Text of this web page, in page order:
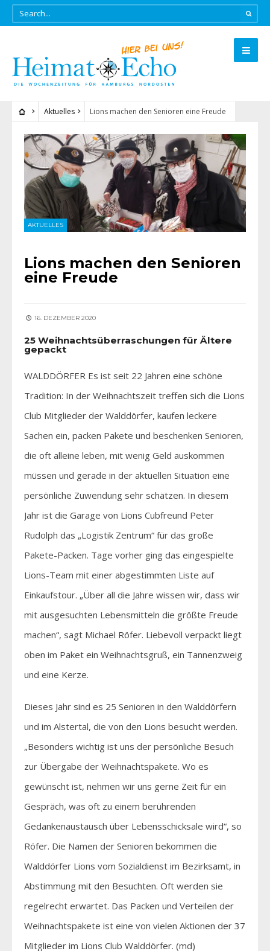
Aktuelles Lions machen den Senioren eine Freude
AKTUELLES
Lions machen den Senioren
eine Freude
16. DEZEMBER 2020
25 Weihnachtsüberraschungen für Ältere
gepackt
WALDDÖRFER Es ist seit 22 Jahren eine schöne
Tradition: In der Weihnachtszeit treffen sich die Lions
Club Mitglieder der Walddörfer, kaufen leckere
Sachen ein, packen Pakete und beschenken Senioren,
die oft alleine leben, mit wenig Geld auskommen
müssen und gerade in der aktuellen Situation eine
persönliche Zuwendung sehr schätzen. In diesem
Jahr ist die Garage von Lions Cubfreund Peter
Rudolph das „Logistik Zentrum“ für das große
Pakete-Packen. Tage vorher ging das eingespielte
Lions-Team mit einer abgestimmten Liste auf
Einkaufstour. „Über all die Jahre wissen wir, dass wir
mit ausgesuchten Lebensmitteln die größte Freude
machen“, sagt Michael Röfer. Liebevoll verpackt liegt
oben im Paket ein Weihnachtsgruß, ein Tannenzweig
und eine Kerze.
Dieses Jahr sind es 25 Senioren in den Walddörfern
und im Alstertal, die von den Lions besucht werden.
„Besonders wichtig ist uns der persönliche Besuch
zur Übergabe der Weihnachtspakete. Wo es
gewünscht ist, nehmen wir uns gerne Zeit für ein
Gespräch, was oft zu einem berührenden
Gedankenaustausch über Lebensschicksale wird“, so
Röfer. Die Namen der Senioren bekommen die
Walddörfer Lions vom Sozialdienst im Bezirks­amt, in
Abstimmung mit den Besuchten. Oft werden sie
regelrecht erwartet. Das Packen und Verteilen der
Weihnachtspakete ist eine von vielen ­Aktionen der 37
Mitglieder im Lions Club Walddörfer. (md)